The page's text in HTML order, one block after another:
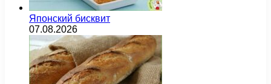
Японский бисквит
07.08.2026